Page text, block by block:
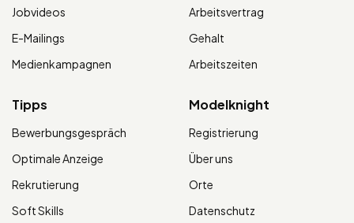
Jobvideos
E-Mailings
Medienkampagnen
Arbeitsvertrag
Gehalt
Arbeitszeiten
Tipps
Bewerbungsgespräch
Optimale Anzeige
Rekrutierung
Soft Skills
Modelknight
Registrierung
Über uns
Orte
Datenschutz